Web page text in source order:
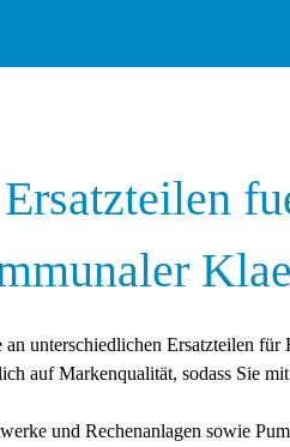
unterschiedlichen Ersatzteilen
auf Markenqualität, sodass Sie
und Rechenanlagen sowie